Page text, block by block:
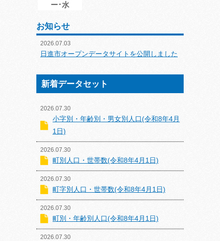
ー･水
お知らせ
2026.07.03
日進市オープンデータサイトを公開しました
新着データセット
2026.07.30
小字別・年齢別・男女別人口(令和8年4月
1日)
2026.07.30
町別人口・世帯数(令和8年4月1日)
2026.07.30
町字別人口・世帯数(令和8年4月1日)
2026.07.30
町別・年齢別人口(令和8年4月1日)
2026.07.30